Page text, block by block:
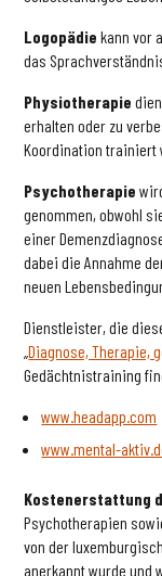
Logopädie kann vor
das
Physiotherapie
erhalten oder zu
Koordination trainiert
Psychotherapie
genommen, obwohl
einer
dabei die Annahme
neuen
Dienstleister, die
„Diagnose, Therapie,
Gedächtnistraining
www.headapp.com
www.mental-
Kostenerstattung
Psychotherapien
von der
anerkannt wurde und